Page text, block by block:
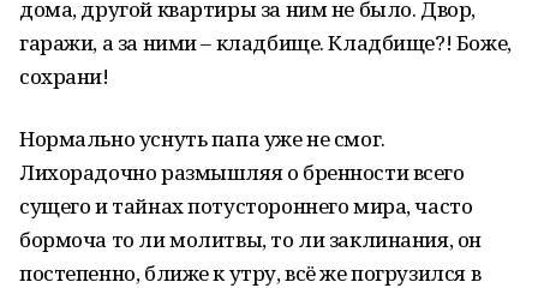
дома, другой квартиры за ним не было. Двор,
гаражи, а за ними – кладбище. Кладбище?! Боже,
сохрани!
Нормально уснуть папа уже не смог.
Лихорадочно размышляя о бренности всего
сущего и тайнах потустороннего мира, часто
бормоча то ли молитвы, то ли заклинания, он
постепенно, ближе к утру, всё же погрузился в